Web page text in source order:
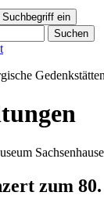
ein
Suchen
Gedenkstätten
zum